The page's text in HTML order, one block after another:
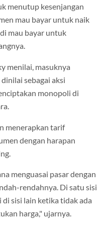
menutup kesenjangan
mau bayar untuk naik
mau bayar untuk
menilai, masuknya
sebagai aksi
monopoli di
menerapkan tarif
dengan harapan
menguasai pasar dengan
rendahnya. Di satu sisi
sisi lain ketika tidak ada
harga," ujarnya.